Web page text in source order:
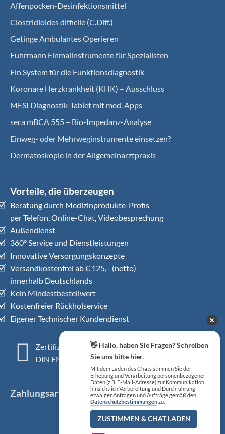
Affenpocken-Desinfektionsmittel
Clostridioides difficile (C.Diff.)
Getinge Ambulantes Operieren
Fuhrmann Einmalinstrumente für Spezialisten
Ein System für die Funktionsdiagnostik
Koro­nare Herz­krank­heit (KHK) – Ausschluss
MESI Diagnostik-Tablet mit med. Apps
seca mBCA 555 – Bio-Impedanz-Analyse
Einweg- oder Mehrweginstrumente einsetzen?
Dermatoskopie in der Allgemeinarztpraxis
Vorteile, die überzeugen
Beratung durch Medizinprodukte-Profis
per Telefon, Online-Chat, Videobesprechung
Außendienst
360° Service und Dienstleistungen
Innovative Versorgungskonzepte
Versandkostenfrei ab € 125,– (netto)
innerhalb Deutschlands
Kein Mindestbestellwert
Kostenfreier Rückholservice
Eigener Technischer Kundendienst
Zertifiziertes QM-System
DIN EN ISO 13485
Zahlungsarten
👋 Hallo, haben Sie Fragen? Schreiben
Sie uns bitte hier.
Mit dem Laden des Chats stimmen Sie der
Erhebung und Verarbeitung personenbezogener
Daten (z.B. E-Mail-Adresse) zur Kommunikation
hinsichtlich Vorbereitung und Durchführung
etwaiger Anfragen und Aufträge gemäß den
Datenschutzbestimmungenzu.
ZUSTIMMEN & CHAT LADEN